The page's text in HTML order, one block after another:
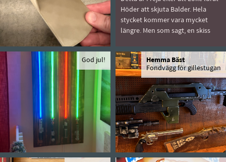
Höder att skjuta Balder. Hela
stycket kommer vara mycket
längre. Men som sagt, en skiss
God jul!
Hemma Bäst
Fondvägg för gillestugan